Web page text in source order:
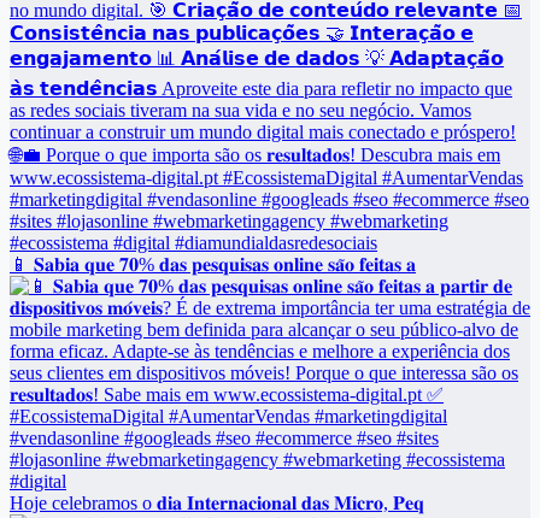
📱 𝐒𝐚𝐛𝐢𝐚 𝐪𝐮𝐞 𝟕𝟎% 𝐝𝐚𝐬 𝐩𝐞𝐬𝐪𝐮𝐢𝐬𝐚𝐬 𝐨𝐧𝐥𝐢𝐧𝐞 𝐬𝐚̃𝐨 𝐟𝐞𝐢𝐭𝐚𝐬 𝐚
Hoje celebramos o 𝐝𝐢𝐚 𝐈𝐧𝐭𝐞𝐫𝐧𝐚𝐜𝐢𝐨𝐧𝐚𝐥 𝐝𝐚𝐬 𝐌𝐢𝐜𝐫𝐨, 𝐏𝐞𝐪